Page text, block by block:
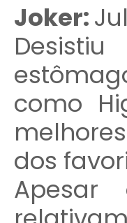
Joker:
como
dos